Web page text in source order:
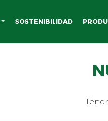
SOSTENIBILIDAD